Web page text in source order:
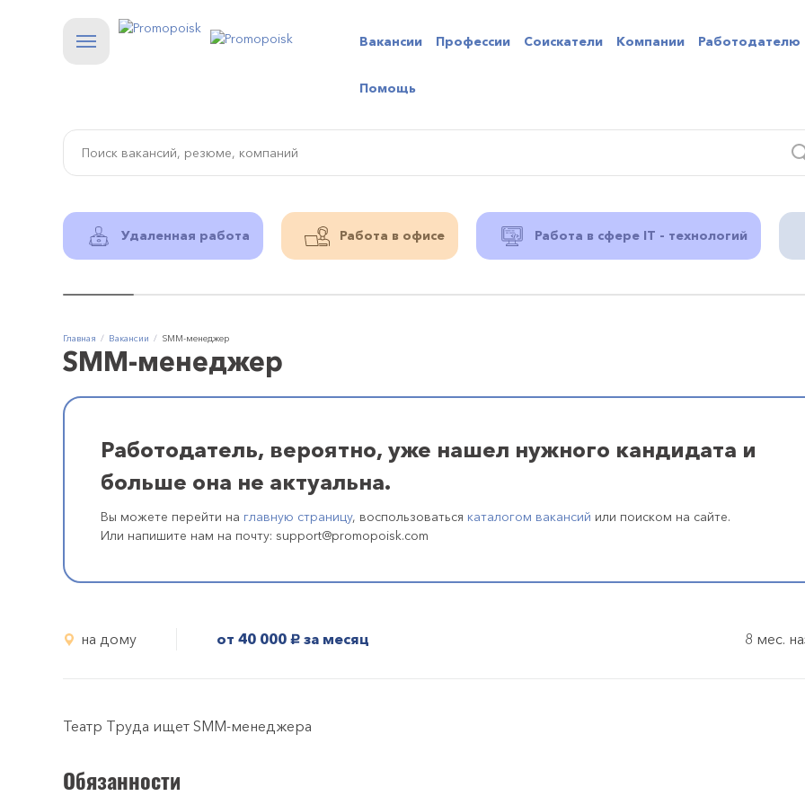
Вакансии Профессии Соискатели Компании Работодателю
Помощь
Удаленная работа Работа в офисе Работа в сфере IT - технологий
Главная Вакансии SMM-менеджер
SMM-менеджер
Работодатель, вероятно, уже нашел нужного кандидата и
больше она не актуальна.
Вы можете перейти на главную страницу, воспользоваться каталогом вакансий или поиском на сайте.
Или напишите нам на почту: support@promopoisk.com
на дому от 40 000 руб. за месяц 8 мес.
Театр Труда ищет SMM-менеджера
Обязанности